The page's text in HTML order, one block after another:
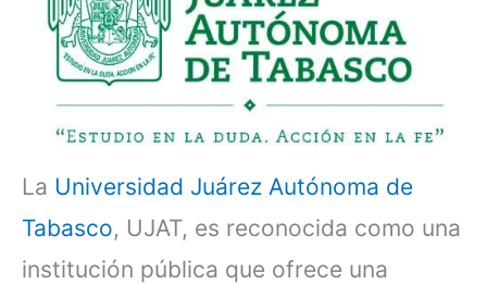
La Universidad Juárez Autónoma de
Tabasco, UJAT, es reconocida como una
institución pública que ofrece una